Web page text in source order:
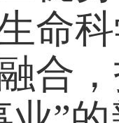
优
命
合